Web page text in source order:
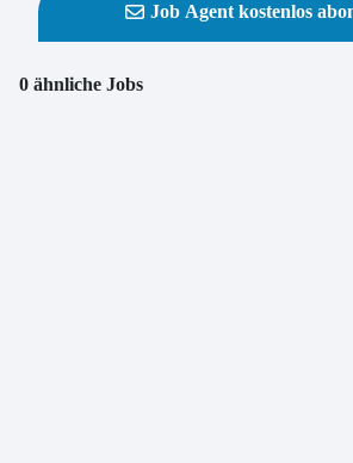
Job Agent kostenlos
0 ähnliche Jobs